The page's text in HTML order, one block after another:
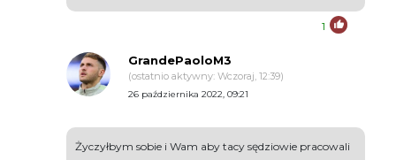
1
GrandePaoloM3
(ostatnio aktywny: Wczoraj, 12:39)
26 października 2022, 09:21
Życzyłbym sobie i Wam aby tacy sędziowie pracowali